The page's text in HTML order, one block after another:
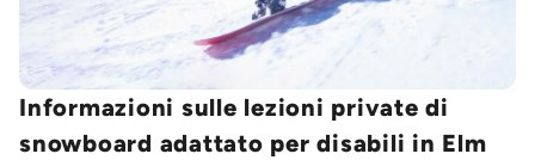
Informazioni sulle lezioni private di
snowboard adattato per disabili in Elm